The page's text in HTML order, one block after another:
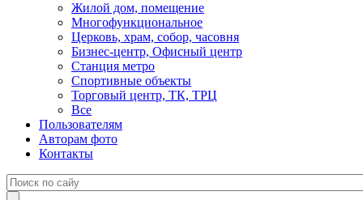
Жилой дом, помещение
Многофункциональное
Церковь, храм, собор, часовня
Бизнес-центр, Офисный центр
Станция метро
Спортивные объекты
Торговый центр, ТК, ТРЦ
Все
Пользователям
Авторам фото
Контакты